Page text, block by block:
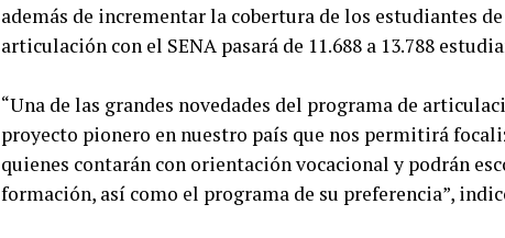
además de incrementar la cobertura de los estudiantes
articulación con el SENA pasará de 11.688 a 13.788
“Una de las grandes novedades del programa de
proyecto pionero en nuestro país que nos permitirá
quienes contarán con orientación vocacional y podrán
formación, así como el programa de su preferencia”,